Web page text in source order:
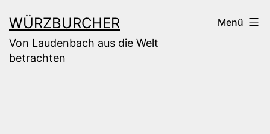
Inhalt
springen
WÜRZBURCHER
Von Laudenbach aus die Welt
betrachten
Menü